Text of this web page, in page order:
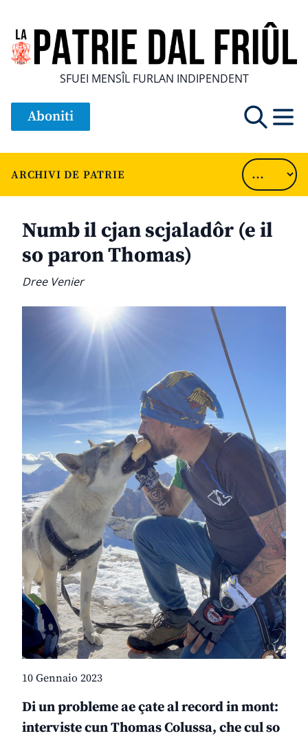
SFUEI MENSÎL FURLAN INDIPENDENT
Aboniti
ARCHIVI DE PATRIE
Numb il cjan scjaladôr (e il
so paron Thomas)
Dree Venier
10 Gennaio 2023
Di un probleme ae çate al record in mont:
interviste cun Thomas Colussa, che cul so